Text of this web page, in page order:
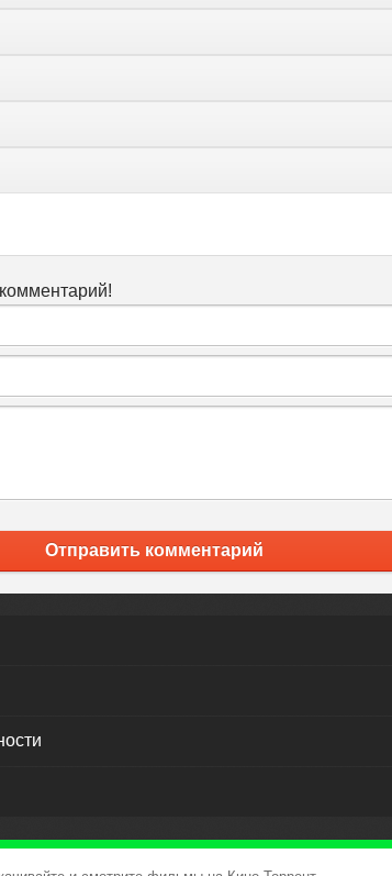
Отправить комментарий